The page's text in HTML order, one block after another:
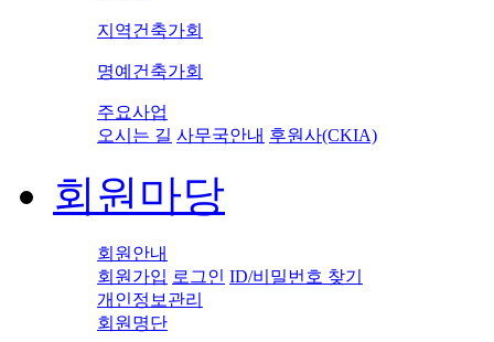
지역건축가회
명예건축가회
주요사업
오시는 길 사무국안내 후원사(CKIA)
회원마당
회원안내
회원가입 로그인 ID/비밀번호 찾기
개인정보관리
회원명단